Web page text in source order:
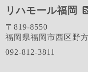
リハモール福岡
〒819-8550
福岡県福岡市西区野
092-812-3811